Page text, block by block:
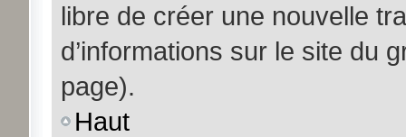
libre de créer une nouvelle
d’informations sur le site du
page).
Haut